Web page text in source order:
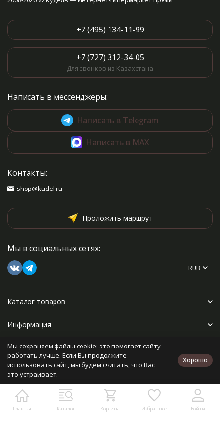
Главная Каталог Корзина Избранное Войти
+7 (495) 134-11-99
+7 (727) 312-34-05
Для звонков из Казахстана
Написать в мессенджеры:
Написать в Telegram
Написать в MAX
Контакты:
shop@kudel.ru
Проложить маршрут
Мы в социальных сетях:
RUB
Каталог товаров
Информация
Прочее
Политика персональных данных
Разработано в
bodysite.ru
Мы сохраняем файлы cookie: это помогает сайту
работать лучше. Если Вы продолжите
использовать сайт, мы будем считать, что Вас
это устраивает.
Хорошо